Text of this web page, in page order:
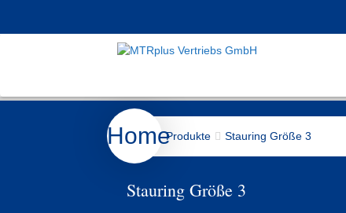
HomeProdukte Stauring Größe 3
Stauring Größe 3